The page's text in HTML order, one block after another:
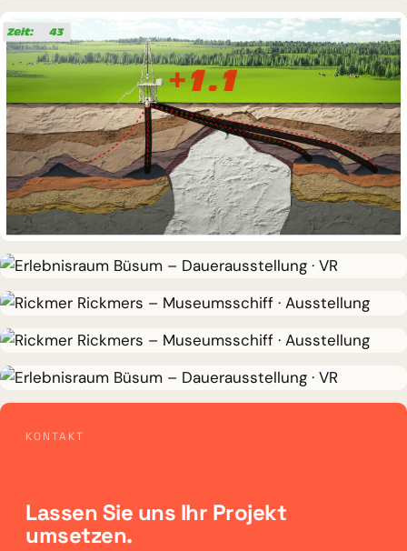
Info-Point Friedrichskoog
DAUERAUSSTELLUNG · VR
Erlebnisraum Büsum
DAUERAUSSTELLUNG · 3D · FILM
Erdölmuseum Twist
DAUERAUSSTELLUNG · VR
Erlebnisraum Büsum
MUSEUMSSCHIFF · AUSSTELLUNG
Rickmer Rickmers
MUSEUMSSCHIFF · AUSSTELLUNG
Rickmer Rickmers
Erlebnisraum Büsum
KONTAKT
Lassen Sie uns Ihr Projekt
umsetzen.